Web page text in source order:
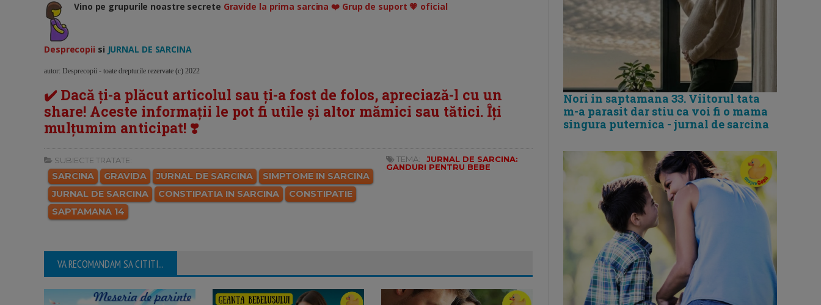
Vino pe grupurile noastre secrete Gravide la prima sarcina ❤️ Grup de suport 💗 oficial
Desprecopii si JURNAL DE SARCINA
autor: Desprecopii - toate drepturile rezervate (c) 2022
✔️ Dacă ți-a plăcut articolul sau ți-a fost de folos, apreciază-l cu un
share! Aceste informații le pot fi utile și altor mămici sau tătici. Îți
mulțumim anticipat! ❣️
SUBIECTE TRATATE:
SARCINA GRAVIDA JURNAL DE SARCINA
SIMPTOME IN SARCINA
JURNAL DE SARCINA
CONSTIPATIA IN SARCINA
CONSTIPATIE
SAPTAMANA 14
TEMA:
JURNAL DE SARCINA:
GANDURI PENTRU BEBE
VA RECOMANDAM SA CITITI...
Nori in saptamana 33. Viitorul tata
m-a parasit dar stiu ca voi fi o mama
singura puternica - jurnal de sarcina